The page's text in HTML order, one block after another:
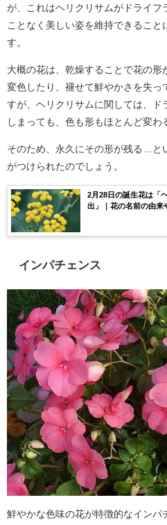
が、これはヘリクリサムがドライフ
ことなく美しい姿を維持できること
す。
大概の花は、乾燥することで花の
変色したり、褪せて鮮やかさを失っ
すが、ヘリクリサムに関しては、ド
しまっても、色も形もほとんど変わ
そのため、永久にその形が残る…と
がつけられたのでしょう。
2月28日の誕生花は「
出」｜花の名前の由来
インパチェンス
鮮やかな色味の花が特徴的なインパ